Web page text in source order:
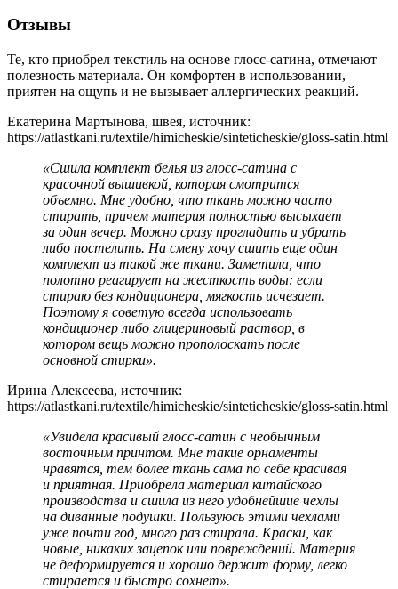
Отзывы
Те, кто приобрел текстиль на основе глосс-сатина, отмечают
полезность материала. Он комфортен в использовании,
приятен на ощупь и не вызывает аллергических реакций.
Екатерина Мартынова, швея, источник:
https://atlastkani.ru/textile/himicheskie/sinteticheskie/gloss-satin.html
«Сшила комплект белья из глосс-сатина с
красочной вышивкой, которая смотрится
объемно. Мне удобно, что ткань можно часто
стирать, причем материя полностью высыхает
за один вечер. Можно сразу прогладить и убрать
либо постелить. На смену хочу сшить еще один
комплект из такой же ткани. Заметила, что
полотно реагирует на жесткость воды: если
стираю без кондиционера, мягкость исчезает.
Поэтому я советую всегда использовать
кондиционер либо глицериновый раствор, в
котором вещь можно прополоскать после
основной стирки».
Ирина Алексеева, источник:
https://atlastkani.ru/textile/himicheskie/sinteticheskie/gloss-satin.html
«Увидела красивый глосс-сатин с необычным
восточным принтом. Мне такие орнаменты
нравятся, тем более ткань сама по себе красивая
и приятная. Приобрела материал китайского
производства и сшила из него удобнейшие чехлы
на диванные подушки. Пользуюсь этими чехлами
уже почти год, много раз стирала. Краски, как
новые, никаких зацепок или повреждений. Материя
не деформируется и хорошо держит форму, легко
стирается и быстро сохнет».